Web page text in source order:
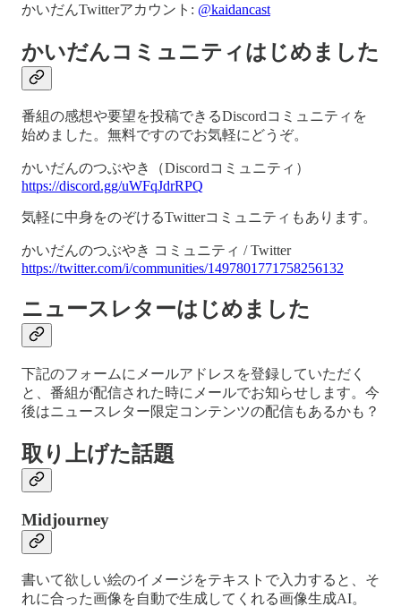
かいだんTwitterアカウント: @kaidancast
かいだんコミュニティはじめました
番組の感想や要望を投稿できるDiscordコミュニティを
始めました。無料ですのでお気軽にどうぞ。
かいだんのつぶやき（Discordコミュニティ）
https://discord.gg/uWFqJdrRPQ
気軽に中身をのぞけるTwitterコミュニティもあります。
かいだんのつぶやき コミュニティ / Twitter
https://twitter.com/i/communities/1497801771758256132
ニュースレターはじめました
下記のフォームにメールアドレスを登録していただく
と、番組が配信された時にメールでお知らせします。今
後はニュースレター限定コンテンツの配信もあるかも？
取り上げた話題
Midjourney
書いて欲しい絵のイメージをテキストで入力すると、そ
れに合った画像を自動で生成してくれる画像生成AI。